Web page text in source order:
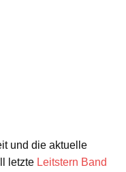
und die aktuelle
letzte Leitstern Band